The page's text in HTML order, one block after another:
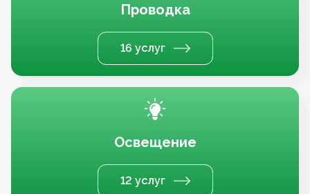
Проводка
16 услуг
Освещение
12 услуг